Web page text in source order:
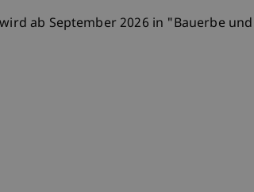
ab September 2026 in "Bauerbe